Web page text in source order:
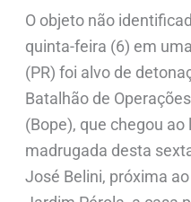
O objeto não
quinta-feira (6) em
(PR) foi alvo de
Batalhão de
(Bope), que chegou ao
madrugada desta
José Belini, próxima